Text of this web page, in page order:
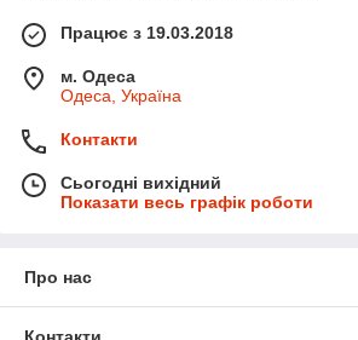
Працює з 19.03.2018
м. Одеса
Одеса, Україна
Контакти
Сьогодні вихідний
Показати весь графік роботи
Про нас